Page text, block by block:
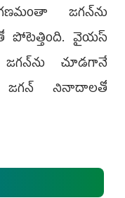
జగన్‌ను
పోటెత్తింది. వైయ‌స్‌
చూడగానే
నినాదాలతో